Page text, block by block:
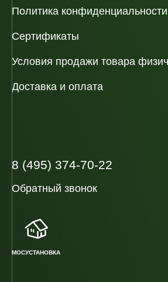
Политика конфиденциальности
Сертификаты
Условия продажи товара
Доставка и оплата
8 (495) 374-70-22
Обратный звонок
МОСУСТАНОВКА